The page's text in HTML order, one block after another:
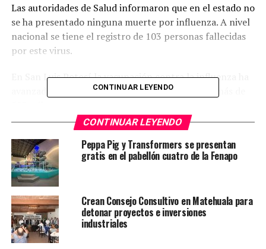
Las autoridades de Salud informaron que en el estado no
se ha presentado ninguna muerte por influenza. A nivel
nacional se tiene el registro de 103 personas fallecidas
por este virus.
En San Luis Potosí la vacunación contra la influenza ha
avanzado un 62 por ciento con la aplicación de más de
YA VIENE
Vallenses hartos de los robos se arman contra
delincuentes
NO TE PIERDAS
Construirán nueva empresa y un hotel en SGS
CONTINUAR LEYENDO
CONTINUAR LEYENDO
Peppa Pig y Transformers se presentan
gratis en el pabellón cuatro de la Fenapo
Crean Consejo Consultivo en Matehuala para
detonar proyectos e inversiones
industriales